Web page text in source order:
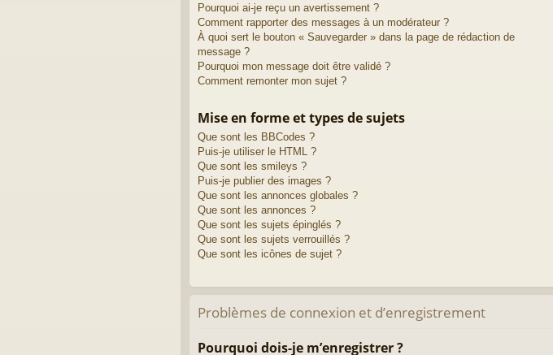
Pourquoi ai-je reçu un avertissement ?
Comment rapporter des messages à un modérateur ?
À quoi sert le bouton « Sauvegarder » dans la page de rédaction de
message ?
Pourquoi mon message doit être validé ?
Comment remonter mon sujet ?
Mise en forme et types de sujets
Que sont les BBCodes ?
Puis-je utiliser le HTML ?
Que sont les smileys ?
Puis-je publier des images ?
Que sont les annonces globales ?
Que sont les annonces ?
Que sont les sujets épinglés ?
Que sont les sujets verrouillés ?
Que sont les icônes de sujet ?
Problèmes de connexion et d’enregistrement
Pourquoi dois-je m’enregistrer ?